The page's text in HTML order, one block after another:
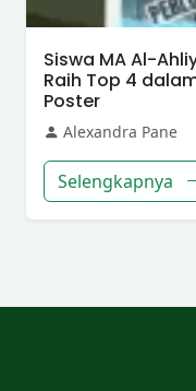
Siswa MA Al-
Raih Top 4
Poster
Alexandra Pane
Selengkapnya